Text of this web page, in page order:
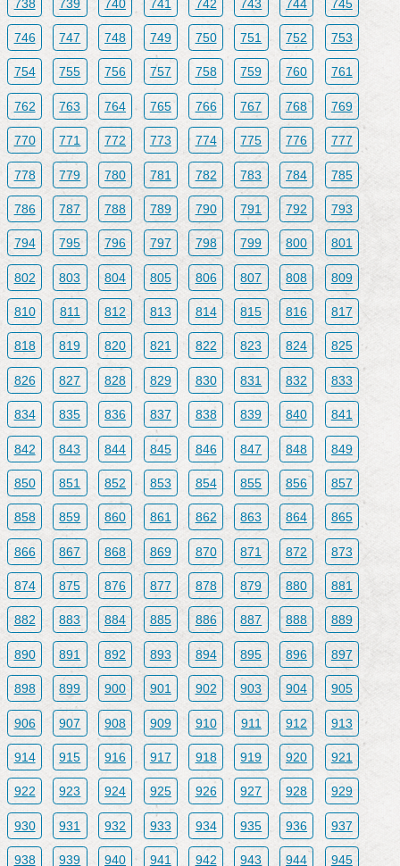
738 739 740 741 742 743 744 745
746 747 748 749 750 751 752 753
754 755 756 757 758 759 760 761
762 763 764 765 766 767 768 769
770 771 772 773 774 775 776 777
778 779 780 781 782 783 784 785
786 787 788 789 790 791 792 793
794 795 796 797 798 799 800 801
802 803 804 805 806 807 808 809
810 811 812 813 814 815 816 817
818 819 820 821 822 823 824 825
826 827 828 829 830 831 832 833
834 835 836 837 838 839 840 841
842 843 844 845 846 847 848 849
850 851 852 853 854 855 856 857
858 859 860 861 862 863 864 865
866 867 868 869 870 871 872 873
874 875 876 877 878 879 880 881
882 883 884 885 886 887 888 889
890 891 892 893 894 895 896 897
898 899 900 901 902 903 904 905
906 907 908 909 910 911 912 913
914 915 916 917 918 919 920 921
922 923 924 925 926 927 928 929
930 931 932 933 934 935 936 937
938 939 940 941 942 943 944 945